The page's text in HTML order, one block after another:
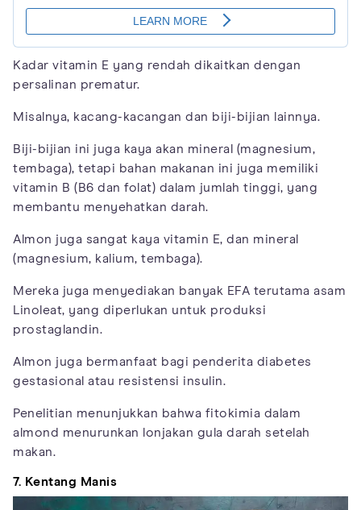
Kadar vitamin E yang rendah dikaitkan dengan
persalinan prematur.
Misalnya, kacang-kacangan dan biji-bijian lainnya.
Biji-bijian ini juga kaya akan mineral (magnesium,
tembaga), tetapi bahan makanan ini juga memiliki
vitamin B (B6 dan folat) dalam jumlah tinggi, yang
membantu menyehatkan darah.
Almon juga sangat kaya vitamin E, dan mineral
(magnesium, kalium, tembaga).
Mereka juga menyediakan banyak EFA terutama asam
Linoleat, yang diperlukan untuk produksi
prostaglandin.
Almon juga bermanfaat bagi penderita diabetes
gestasional atau resistensi insulin.
Penelitian menunjukkan bahwa fitokimia dalam
almond menurunkan lonjakan gula darah setelah
makan.
7. Kentang Manis